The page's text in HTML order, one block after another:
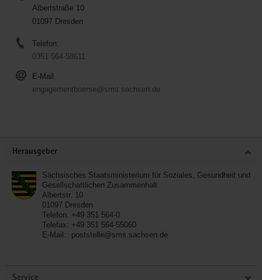
Albertstraße 10
01097 Dresden
Telefon:
0351 564-58611
E-Mail
engagementboerse@sms.sachsen.de
Herausgeber
Sächsisches Staatsministerium für Soziales, Gesundheit und
Gesellschaftlichen Zusammenhalt
Albertstr. 10
01097 Dresden
Telefon: +49 351 564-0
Telefax: +49 351 564-55060
E-Mail:
poststelle@sms.sachsen.de
Service